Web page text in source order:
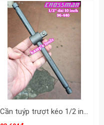
Cần tuýp trượt kéo 1/2 inch Crossman dài 10 inch 250mm 96-440